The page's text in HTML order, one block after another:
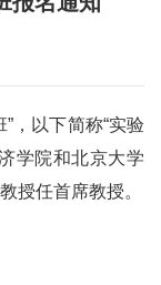
，以下简称“实验
学院和北京大学
授任首席教授。